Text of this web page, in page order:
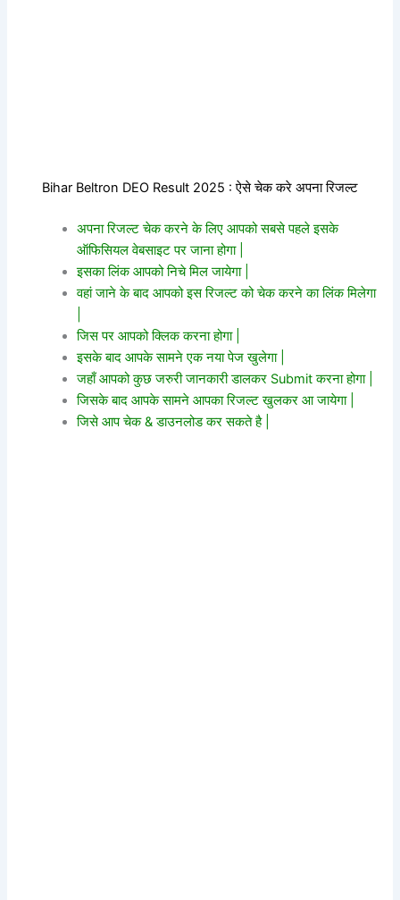
Bihar Beltron DEO Result 2025 : ऐसे चेक करे अपना रिजल्ट
अपना रिजल्ट चेक करने के लिए आपको सबसे पहले इसके
ऑफिसियल वेबसाइट पर जाना होगा |
इसका लिंक आपको निचे मिल जायेगा |
वहां जाने के बाद आपको इस रिजल्ट को चेक करने का लिंक मिलेगा
जिस पर आपको क्लिक करना होगा |
इसके बाद आपके सामने एक नया पेज खुलेगा |
जहाँ आपको कुछ जरुरी जानकारी डालकर Submit करना होगा |
जिसके बाद आपके सामने आपका रिजल्ट खुलकर आ जायेगा |
जिसे आप चेक & डाउनलोड कर सकते है |